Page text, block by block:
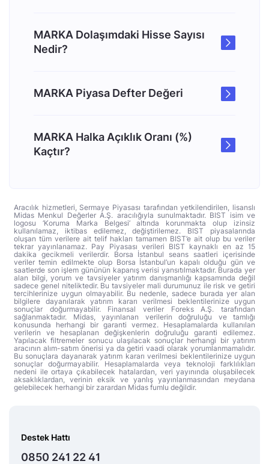
MARKA Dolaşımdaki Hisse Sayısı
Nedir?
MARKA Piyasa Defter Değeri
MARKA Halka Açıklık Oranı (%)
Kaçtır?
Aracılık hizmetleri, Sermaye Piyasası tarafından yetkilendirilen, lisanslı
Midas Menkul Değerler A.Ş. aracılığıyla sunulmaktadır. BIST isim ve
logosu ‘Koruma Marka Belgesi’ altında korunmakta olup izinsiz
kullanılamaz, iktibas edilemez, değiştirilemez. BIST piyasalarında
oluşan tüm verilere ait telif hakları tamamen BIST’e ait olup bu veriler
tekrar yayınlanamaz. Pay Piyasası verileri BIST kaynaklı en az 15
dakika gecikmeli verilerdir. Borsa İstanbul seans saatleri içerisinde
veriler temin edilmekte olup Borsa İstanbul’un kapalı olduğu gün ve
saatlerde son işlem gününün kapanış verisi yansıtılmaktadır. Burada yer
alan bilgi, yorum ve tavsiyeler yatırım danışmanlığı kapsamında değil
sadece genel niteliktedir. Bu tavsiyeler mali durumunuz ile risk ve getiri
tercihlerinize uygun olmayabilir. Bu nedenle, sadece burada yer alan
bilgilere dayanılarak yatırım kararı verilmesi beklentilerinize uygun
sonuçlar doğurmayabilir. Finansal veriler Foreks A.Ş. tarafından
sağlanmaktadır. Midas, yayınlanan verilerin doğruluğu ve tamlığı
konusunda herhangi bir garanti vermez. Hesaplamalarda kullanılan
verilerin ve hesaplanan değişkenlerin doğruluğu garanti edilemez.
Yapılacak filtremeler sonucu ulaşılacak sonuçlar herhangi bir yatırım
aracının alım-satım önerisi ya da getiri vaadi olarak yorumlanmamalıdır.
Bu sonuçlara dayanarak yatırım kararı verilmesi beklentilerinize uygun
sonuçlar doğurmayabilir. Hesaplamalarda veya teknoloji farklılıkları
nedeni ile ortaya çıkabilecek hatalardan, veri yayınında oluşabilecek
aksaklıklardan, verinin eksik ve yanlış yayınlanmasından meydana
gelebilecek herhangi bir zarardan Midas fumlu değildir.
Destek Hattı
0850 241 22 41